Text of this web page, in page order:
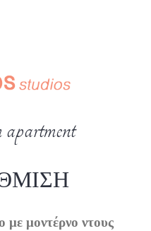
apartment
με μοντέρνο ντους